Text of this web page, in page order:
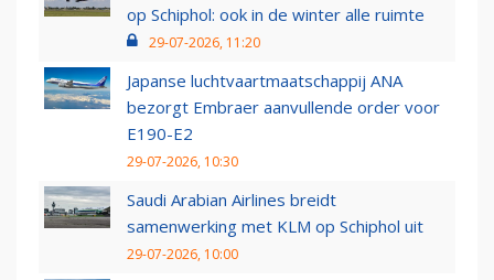
op Schiphol: ook in de winter alle ruimte
29-07-2026, 11:20
Japanse luchtvaartmaatschappij ANA
bezorgt Embraer aanvullende order voor
E190-E2
29-07-2026, 10:30
Saudi Arabian Airlines breidt
samenwerking met KLM op Schiphol uit
29-07-2026, 10:00